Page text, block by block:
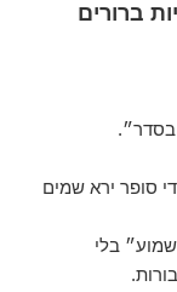
בסדר״.
סופר ירא שמים
בלי